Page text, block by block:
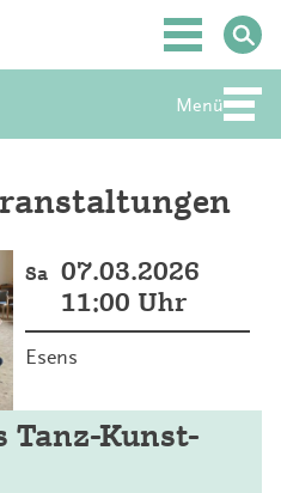
Hauptmenü
Menü
Sa 07.03.2026
11:00 Uhr
Esens
Tanz-Kunst-